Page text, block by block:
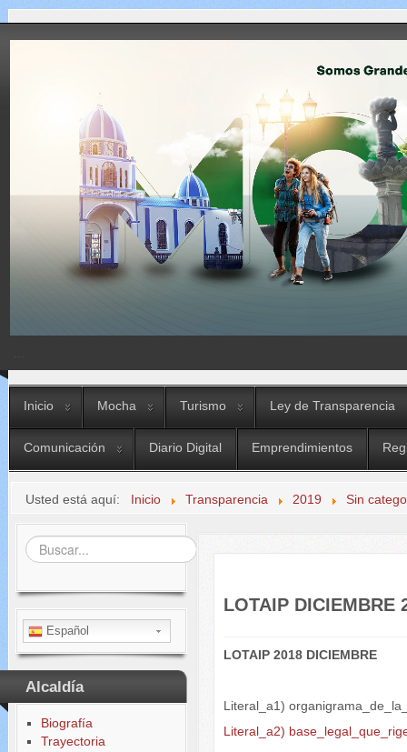
Inicio Mocha Turismo Ley de Transparencia
Comunicación Diario Digital Emprendimientos
Usted está aquí: Inicio Transparencia 2019 Sin
Buscar...
Español
Alcaldía
Biografía
Trayectoria
LOTAIP DICIEMBRE
LOTAIP 2018 DICIEMBRE
Literal_a1)
Literal_a2)